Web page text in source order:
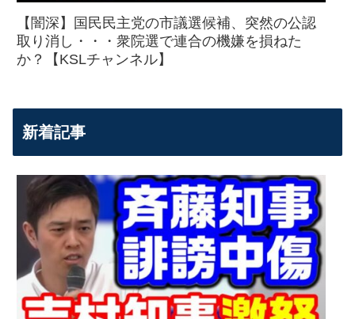
【闇深】国民民主党の市議選候補、突然の公認
取り消し・・・衆院選で連合の機嫌を損ねた
か？【KSLチャンネル】
新着記事